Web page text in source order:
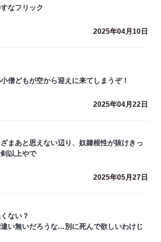
なフリック
2025年04月10日
僧どもが空から迎えに来てしまうぞ！
2025年04月22日
まあと思えない辺り、奴隷根性が抜けきっ
以上やで
2025年05月27日
ない？
い無いだろうな…別に死んで欲しいわけじ